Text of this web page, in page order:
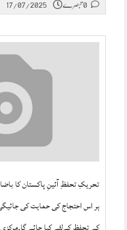
17/07/2025
تحریکِ تحفظِ آئینِ پاکستان کا
ہر اس احتجاج کی حمایت کی